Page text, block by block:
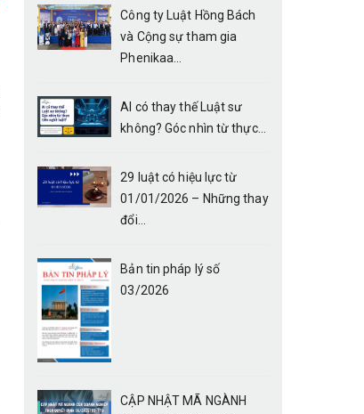
Công ty Luật Hồng Bách
và Cộng sự tham gia
Phenikaa...
AI có thay thế Luật sư
không? Góc nhìn từ thực...
29 luật có hiệu lực từ
01/01/2026 – Những thay
đổi...
Bản tin pháp lý số
03/2026
CẬP NHẬT MÃ NGÀNH